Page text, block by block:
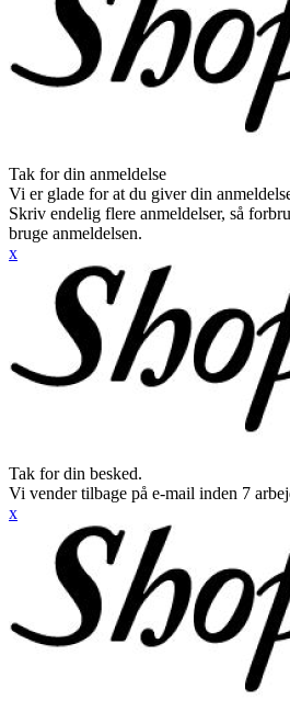
Tak for din anmeldelse
Vi er glade for at du giver din
Skriv endelig flere anmeldelser, så
bruge anmeldelsen.
x
Tak for din besked.
Vi vender tilbage på e-mail inden 7
x